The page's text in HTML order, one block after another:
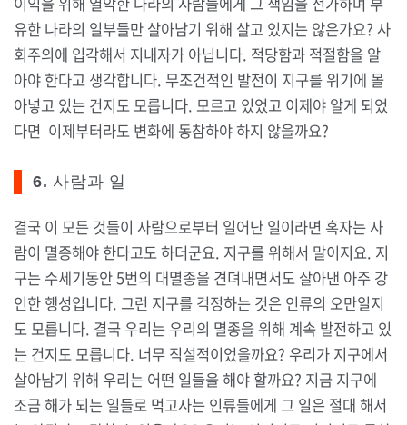
유한 나라의 일부들만 살아남기 위해 살고 있지는 않은가요? 사
회주의에 입각해서 지내자가 아닙니다. 적당함과 적절함을 알
아야 한다고 생각합니다. 무조건적인 발전이 지구를 위기에 몰
아넣고 있는 건지도 모릅니다. 모르고 있었고 이제야 알게 되었
다면 이제부터라도 변화에 동참하야 하지 않을까요?
6. 사람과 일
결국 이 모든 것들이 사람으로부터 일어난 일이라면 혹자는 사
람이 멸종해야 한다고도 하더군요. 지구를 위해서 말이지요. 지
구는 수세기동안 5번의 대멸종을 견뎌내면서도 살아낸 아주 강
인한 행성입니다. 그런 지구를 걱정하는 것은 인류의 오만일지
도 모릅니다. 결국 우리는 우리의 멸종을 위해 계속 발전하고 있
는 건지도 모릅니다. 너무 직설적이었을까요? 우리가 지구에서
살아남기 위해 우리는 어떤 일들을 해야 할까요? 지금 지구에
조금 해가 되는 일들로 먹고사는 인류들에게 그 일은 절대 해서